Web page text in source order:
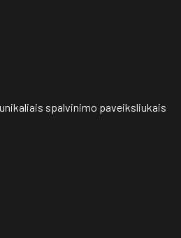
spalvinimo paveiksliukais